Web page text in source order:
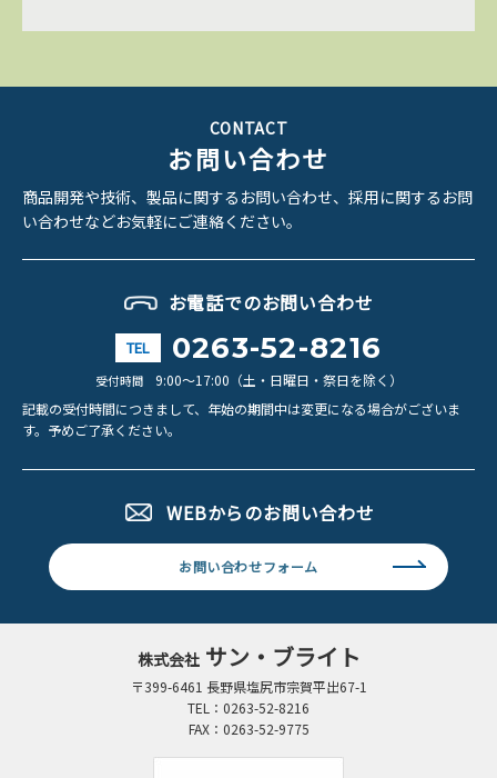
CONTACT
お問い合わせ
商品開発や技術、製品に関するお問い合わせ、 採用に関するお問
い合わせなどお気軽にご連絡ください。
お電話でのお問い合わせ
TEL 0263-52-8216
受付時間
9:00～17:00（土・日曜日・祭日を除く）
記載の受付時間につきまして、年始の期間中は変更になる場合がございま
す。 予めご了承ください。
WEBからのお問い合わせ
お問い合わせフォーム
株式会社 サン・ブライト
〒399-6461 長野県塩尻市宗賀平出67-1
TEL：0263-52-8216
FAX：0263-52-9775